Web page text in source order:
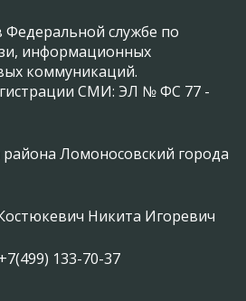
Федеральной службе по
информационных
коммуникаций.
СМИ: ЭЛ № ФС 77 -
Ломоносовский города
Никита Игоревич
133-70-37